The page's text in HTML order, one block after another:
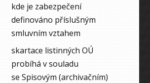
kde je zabezpečení
definováno příslušným
smluvním vztahem
skartace listinných OÚ
probíhá v souladu
se Spisovým (archivačním)